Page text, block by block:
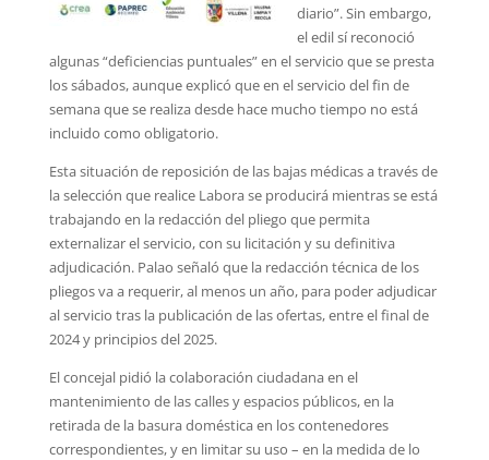
diario”. Sin embargo,
el edil sí reconoció
algunas “deficiencias puntuales” en el servicio que se presta
los sábados, aunque explicó que en el servicio del fin de
semana que se realiza desde hace mucho tiempo no está
incluido como obligatorio.
Esta situación de reposición de las bajas médicas a través de
la selección que realice Labora se producirá mientras se está
trabajando en la redacción del pliego que permita
externalizar el servicio, con su licitación y su definitiva
adjudicación. Palao señaló que la redacción técnica de los
pliegos va a requerir, al menos un año, para poder adjudicar
al servicio tras la publicación de las ofertas, entre el final de
2024 y principios del 2025.
El concejal pidió la colaboración ciudadana en el
mantenimiento de las calles y espacios públicos, en la
retirada de la basura doméstica en los contenedores
correspondientes, y en limitar su uso – en la medida de lo